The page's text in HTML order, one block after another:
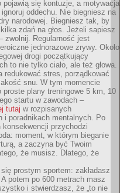
pojawią się kontuzje, a motywacja
ignoruj oddechu. Nie biegniesz na
narodowej. Biegniesz tak, by
zdań na głos. Jeżeli sapiesz
zwolnij. Regularność jest
jednorazowe zrywy. Około
drogi początkujący
to nie tylko ciało, ale też głowa.
redukować stres, porządkować
snu. W tym momencie
proste plany treningowe 5 km, 10
startu w zawodach –
tutaj w rozpisanych
i poradnikach mentalnych. Po
konsekwencji przychodzi
moment, w którym bieganie
a zaczyna być Twoim
że musisz. Dlatego, że
prostym sportem: zakładasz
potem po 600 metrach masz
i stwierdzasz, że „to nie